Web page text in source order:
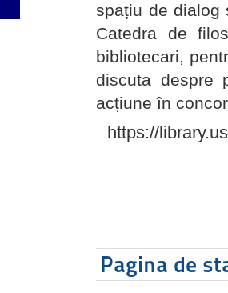
spațiu de dialog
Catedra de
bibliotecari,
discuta despre
acțiune în
https://
Pagina de